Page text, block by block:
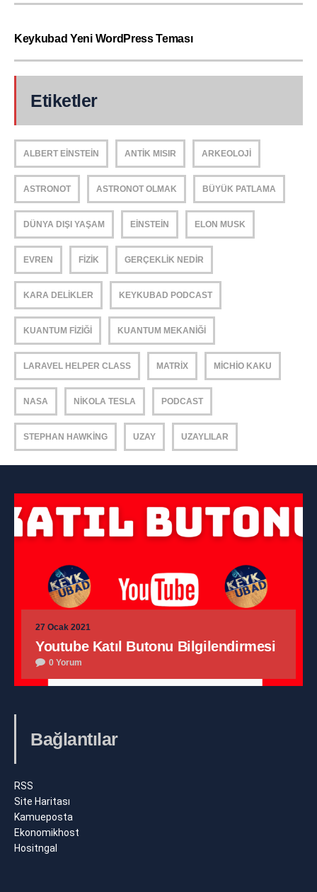
Keykubad Yeni WordPress Teması
Etiketler
ALBERT EINSTEIN ANTIK MISIR ARKEOLOJI
ASTRONOT ASTRONOT OLMAK BÜYÜK PATLAMA
DÜNYA DIŞI YAŞAM EINSTEIN ELON MUSK
EVREN FIZIK GERÇEKLIK NEDIR
KARA DELIKLER KEYKUBAD PODCAST
KUANTUM FIZIĞI KUANTUM MEKANIĞI
LARAVEL HELPER CLASS MATRIX MICHIO KAKU
NASA NIKOLA TESLA PODCAST
STEPHAN HAWKING UZAY UZAYLILAR
27 Ocak 2021
Youtube Katıl Butonu Bilgilendirmesi
0 Yorum
Bağlantılar
RSS
Site Haritası
Kamueposta
Ekonomikhost
Hositngal